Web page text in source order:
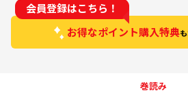
お得なポイント購入特典
会員登録はこちら！
巻読み